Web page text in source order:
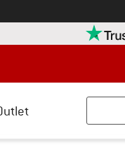
her Åbnes i en infoboks